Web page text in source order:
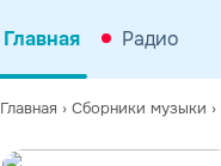
Главная Радио
Главная › Сборники музыки ›